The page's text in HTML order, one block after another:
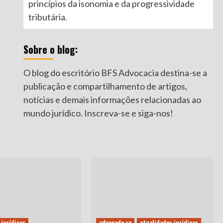
princípios da isonomia e da progressividade
tributária.
Sobre o blog:
O blog do escritório BFS Advocacia destina-se a
publicação e compartilhamento de artigos,
notícias e demais informações relacionadas ao
mundo jurídico. Inscreva-se e siga-nos!